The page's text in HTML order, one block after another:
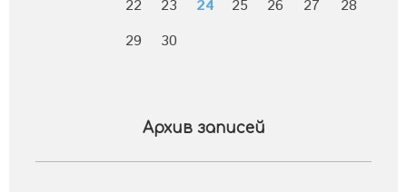
22
23 24 25 26 27
28
29
30
Архив записей